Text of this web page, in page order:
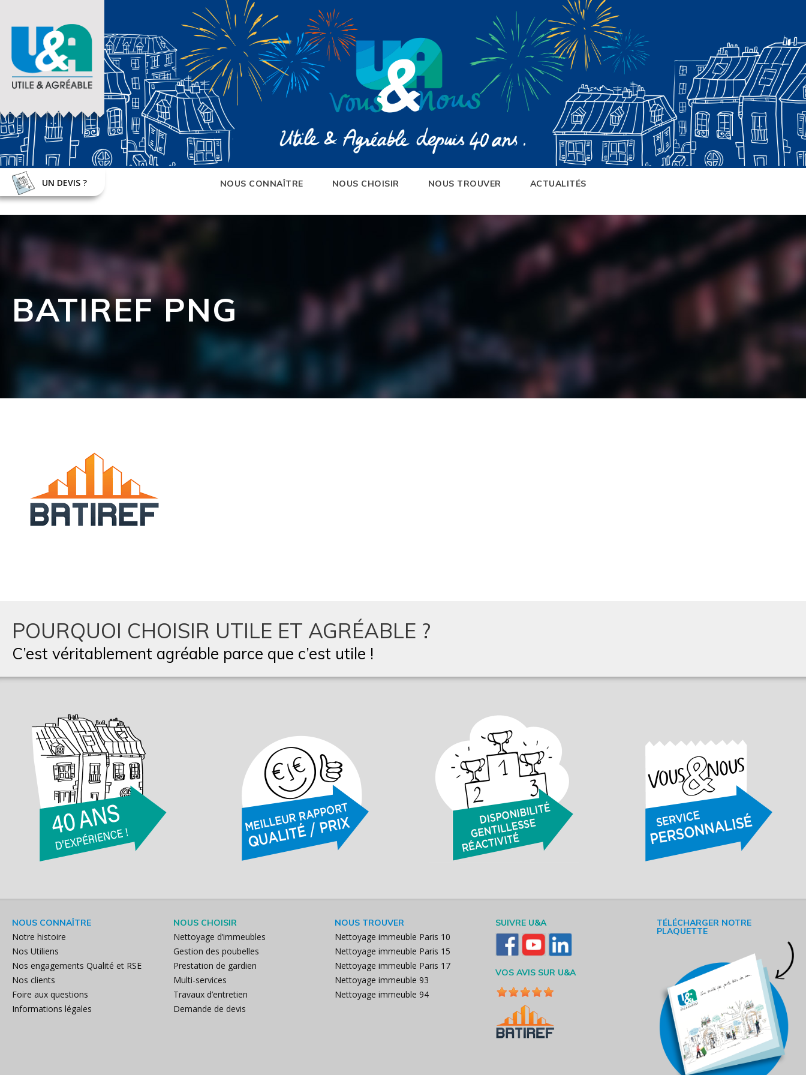
NOUS CONNAÎTRE NOUS CHOISIR NOUS TROUVER ACTUALITÉS
UN DEVIS ?
BATIREF PNG
POURQUOI CHOISIR UTILE ET AGRÉABLE ?
C’est véritablement agréable parce que c’est utile !
NOUS CONNAÎTRE
Notre histoire
Nos Utiliens
Nos engagements Qualité et RSE
Nos clients
Foire aux questions
Informations légales
NOUS CHOISIR
Nettoyage d’immeubles
Gestion des poubelles
Prestation de gardien
Multi-services
Travaux d’entretien
Demande de devis
NOUS TROUVER
Nettoyage immeuble Paris 10
Nettoyage immeuble Paris 15
Nettoyage immeuble Paris 17
Nettoyage immeuble 93
Nettoyage immeuble 94
SUIVRE U&A
VOS AVIS SUR U&A
TÉLÉCHARGER NOTRE
PLAQUETTE